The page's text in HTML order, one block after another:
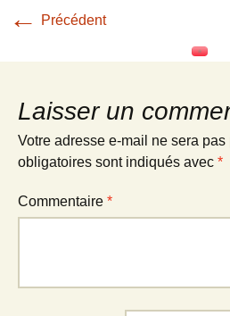
← Précédent
Laisser un
Votre adresse e-mail ne sera pas
obligatoires sont indiqués avec *
Commentaire *